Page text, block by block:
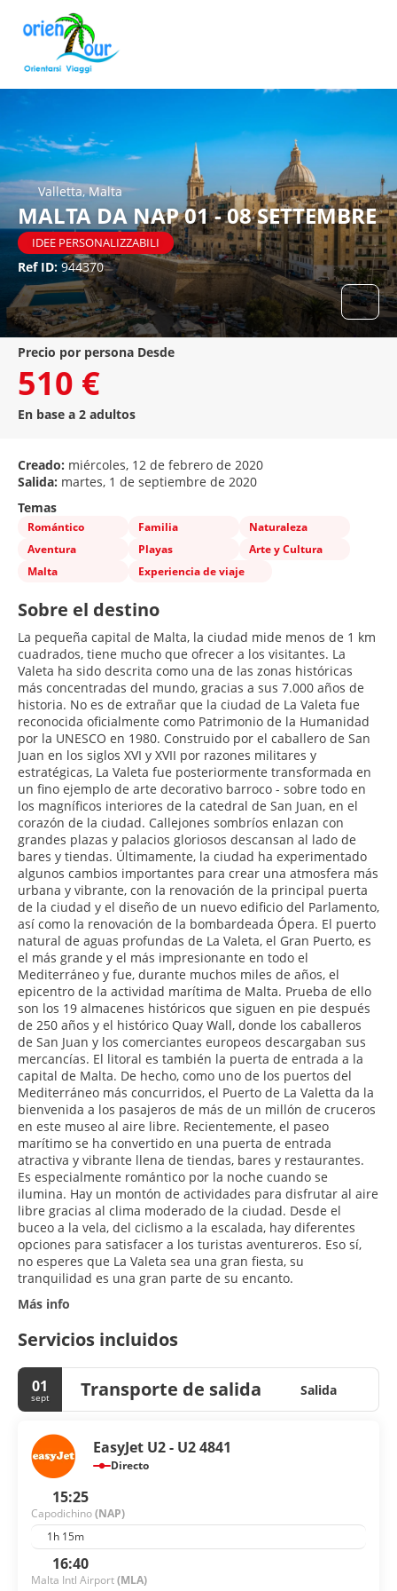
Valletta, Malta
MALTA DA NAP 01 - 08 SETTEMBRE
IDEE PERSONALIZZABILI
Ref ID: 944370
precio por persona Desde
510 €
En base a 2 adultos
Creado: miércoles, 12 de febrero de 2020
Salida: martes, 1 de septiembre de 2020
Temas
Romántico Familia
Naturaleza
Aventura
Playas
Arte y Cultura
Malta
Experiencia de viaje
Sobre el destino
La pequeña capital de Malta, la ciudad mide menos de 1 km
cuadrados, tiene mucho que ofrecer a los visitantes. La
Valeta ha sido descrita como una de las zonas históricas
más concentradas del mundo, gracias a sus 7.000 años de
historia. No es de extrañar que la ciudad de La Valeta fue
reconocida oficialmente como Patrimonio de la Humanidad
por la UNESCO en 1980. Construido por el caballero de San
Juan en los siglos XVI y XVII por razones militares y
estratégicas, La Valeta fue posteriormente transformada en
un fino ejemplo de arte decorativo barroco - sobre todo en
los magníficos interiores de la catedral de San Juan, en el
corazón de la ciudad. Callejones sombríos enlazan con
grandes plazas y palacios gloriosos descansan al lado de
bares y tiendas. Últimamente, la ciudad ha experimentado
algunos cambios importantes para crear una atmosfera más
urbana y vibrante, con la renovación de la principal puerta
de la ciudad y el diseño de un nuevo edificio del Parlamento,
así como la renovación de la bombardeada Ópera. El puerto
natural de aguas profundas de La Valeta, el Gran Puerto, es
el más grande y el más impresionante en todo el
Mediterráneo y fue, durante muchos miles de años, el
epicentro de la actividad marítima de Malta. Prueba de ello
son los 19 almacenes históricos que siguen en pie después
de 250 años y el histórico Quay Wall, donde los caballeros
de San Juan y los comerciantes europeos descargaban sus
mercancías. El litoral es también la puerta de entrada a la
capital de Malta. De hecho, como uno de los puertos del
Mediterráneo más concurridos, el Puerto de La Valetta da la
bienvenida a los pasajeros de más de un millón de cruceros
en este museo al aire libre. Recientemente, el paseo
marítimo se ha convertido en una puerta de entrada
atractiva y vibrante llena de tiendas, bares y restaurantes.
Es especialmente romántico por la noche cuando se
ilumina. Hay un montón de actividades para disfrutar al aire
libre gracias al clima moderado de la ciudad. Desde el
buceo a la vela, del ciclismo a la escalada, hay diferentes
opciones para satisfacer a los turistas aventureros. Eso sí,
no esperes que La Valeta sea una gran fiesta, su
tranquilidad es una gran parte de su encanto.
Más info
Servicios incluidos
01
sept Transporte de salida Salida
EasyJet U2 - U2 4841
Directo
15:25
Capodichino(NAP)
1h 15m
16:40
Malta Intl Airport(MLA)